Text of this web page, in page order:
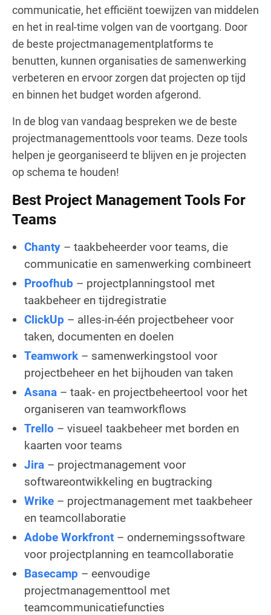
communicatie, het efficiënt toewijzen van middelen
en het in real-time volgen van de voortgang. Door
de beste projectmanagementplatforms te
benutten, kunnen organisaties de samenwerking
verbeteren en ervoor zorgen dat projecten op tijd
en binnen het budget worden afgerond.
In de blog van vandaag bespreken we de beste
projectmanagementtools voor teams. Deze tools
helpen je georganiseerd te blijven en je projecten
op schema te houden!
Best Project Management Tools For
Teams
Chanty – taakbeheerder voor teams, die
communicatie en samenwerking combineert
Proofhub – projectplanningstool met
taakbeheer en tijdregistratie
ClickUp – alles-in-één projectbeheer voor
taken, documenten en doelen
Teamwork – samenwerkingstool voor
projectbeheer en het bijhouden van taken
Asana – taak- en projectbeheertool voor het
organiseren van teamworkflows
Trello – visueel taakbeheer met borden en
kaarten voor teams
Jira – projectmanagement voor
softwareontwikkeling en bugtracking
Wrike – projectmanagement met taakbeheer
en teamcollaboratie
Adobe Workfront – ondernemingssoftware
voor projectplanning en teamcollaboratie
Basecamp – eenvoudige
projectmanagementtool met
teamcommunicatiefuncties